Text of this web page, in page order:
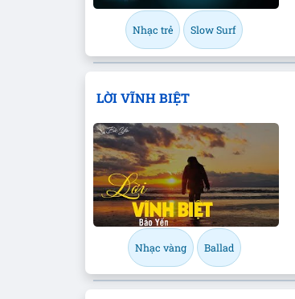
Nhạc trẻ Slow Surf
LỜI VĨNH BIỆT
Nhạc vàng Ballad